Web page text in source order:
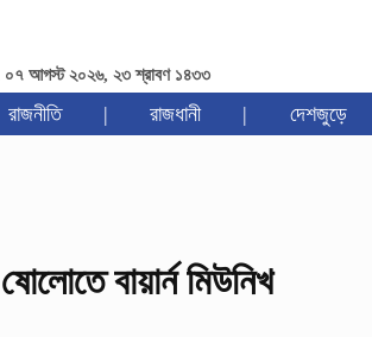
০৭ আগস্ট ২০২৬, ২৩ শ্রাবণ ১৪৩৩
রাজনীতি | রাজধানী | দেশজুড়ে
বায়ার্ন মিউনিখ